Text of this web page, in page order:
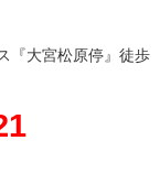
『大宮松原停』徒歩